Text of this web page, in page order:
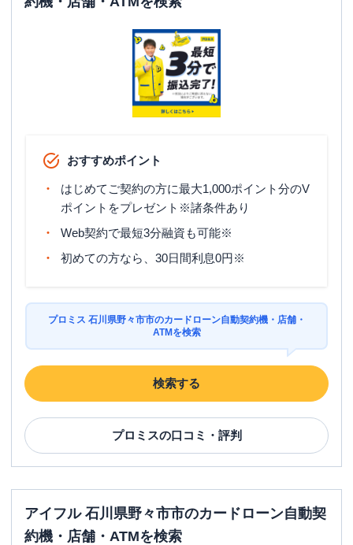
✕
〇
石川県野々市市横宮町５６－１ １階
おすすめポイント
はじめてご契約の方に最大1,000ポイント分のV
ポイントをプレゼント※諸条件あり
Web契約で最短3分融資も可能※
初めての方なら、30日間利息0円※
プロミス 石川県野々市市のカードローン自動契約機・店舗・
ATMを検索
検索する
プロミスの口コミ・評判
アイフル 石川県野々市市のカードローン自動契
約機・店舗・ATMを検索